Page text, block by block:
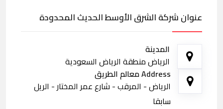
عنوان شركة الشرق الأوسط الحديث المحدودة
المدينة
الرياض منطقة الرياض السعودية
Address معالم الطريق
الرياض - المرقب - شارع عمر المختار - الريل
سابقا